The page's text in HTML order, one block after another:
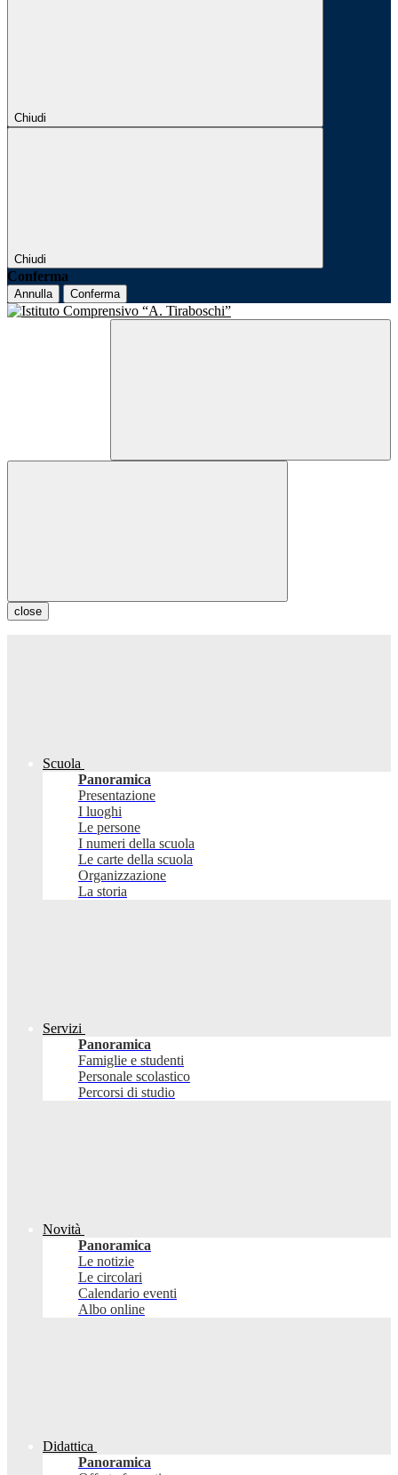
Chiudi
Chiudi
Conferma
Annulla Conferma
close
Scuola
Panoramica
Presentazione
I luoghi
Le persone
I numeri della scuola
Le carte della scuola
Organizzazione
La storia
Servizi
Panoramica
Famiglie e studenti
Personale scolastico
Percorsi di studio
Novità
Panoramica
Le notizie
Le circolari
Calendario eventi
Albo online
Didattica
Panoramica